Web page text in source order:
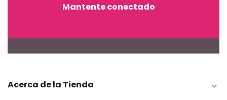
Mantente conectado
Acerca de la Tienda 